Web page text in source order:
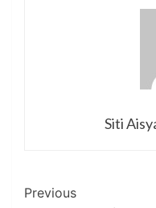
Siti
Post
Previous